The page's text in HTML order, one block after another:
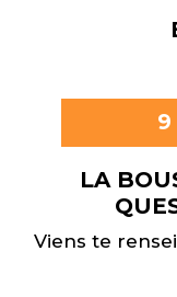
9
LA
Viens te